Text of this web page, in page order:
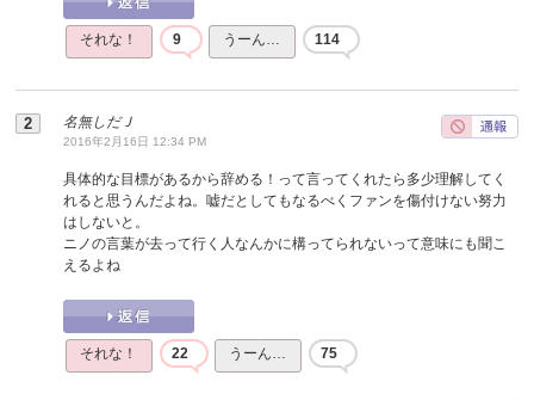
それな！ 9 うーん… 114
名無しだＪ
2016年2月16日 12:34 PM
具体的な目標があるから辞める！って言ってくれたら多少理解してく
れると思うんだよね。嘘だとしてもなるべくファンを傷付けない努力
はしないと。
ニノの言葉が去って行く人なんかに構ってられないって意味にも聞こ
えるよね
それな！ 22 うーん… 75